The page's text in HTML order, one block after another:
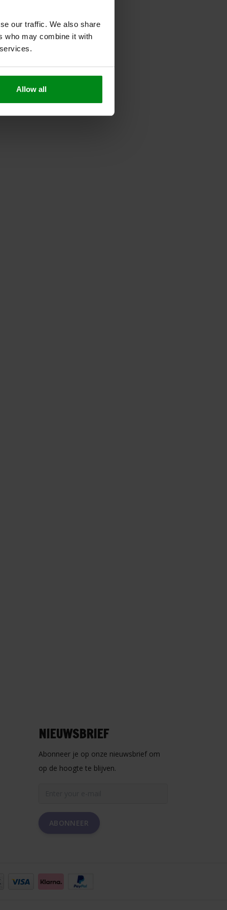
our traffic. We also share
who may combine it with
Allow all
NIEUWSBRIEF
Abonneer je op onze nieuwsbrief om
op de hoogte te blijven.
ABONNEER